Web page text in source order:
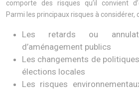
comporte des risques qu’il convient
Parmi les principaux risques à considérer,
Les retards ou
d’aménagement publics
Les changements de
élections locales
Les risques